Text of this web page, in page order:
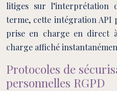
litiges sur l’interprétation
terme, cette intégration
prise en charge en direct
charge affiché
Protocoles de
personnelles RGPD